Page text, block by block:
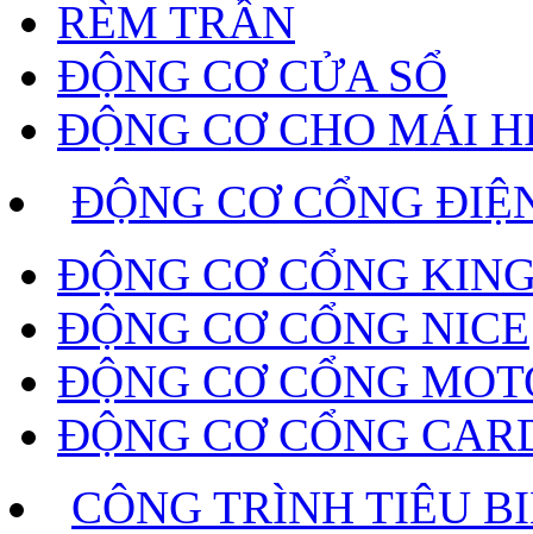
RÈM TRẦN
ĐỘNG CƠ CỬA SỔ
ĐỘNG CƠ CHO MÁI
ĐỘNG CƠ CỔNG
ĐỘNG CƠ CỔNG
ĐỘNG CƠ CỔNG NICE
ĐỘNG CƠ CỔNG
ĐỘNG CƠ CỔNG
CÔNG TRÌNH TIÊU